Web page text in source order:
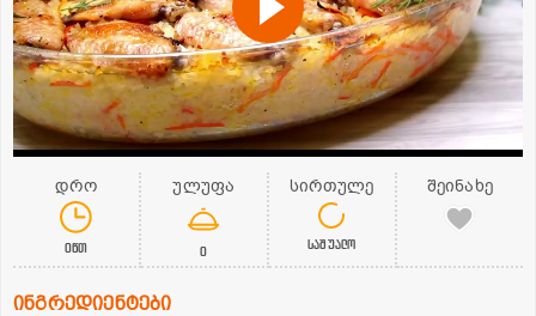
დრო
0წთ
ულუფა
0
სირთულე
საშუალო
შეინახე
ინგრედიენტები